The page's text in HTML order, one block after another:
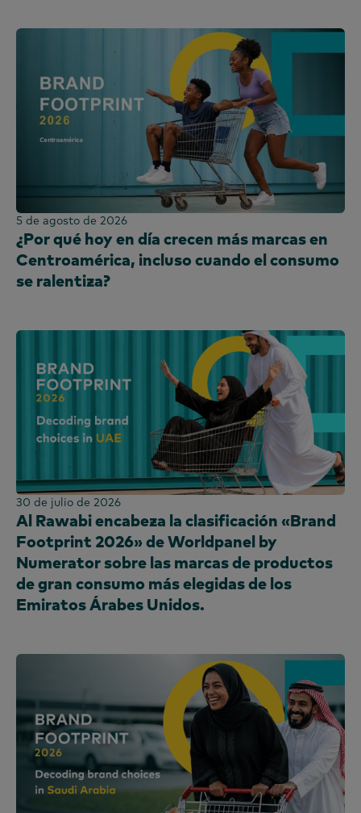
5 de agosto de 2026
¿Por qué hoy en día crecen más marcas en
Centroamérica, incluso cuando el consumo
se ralentiza?
30 de julio de 2026
Al Rawabi encabeza la clasificación «Brand
Footprint 2026» de Worldpanel by
Numerator sobre las marcas de productos
de gran consumo más elegidas de los
Emiratos Árabes Unidos.